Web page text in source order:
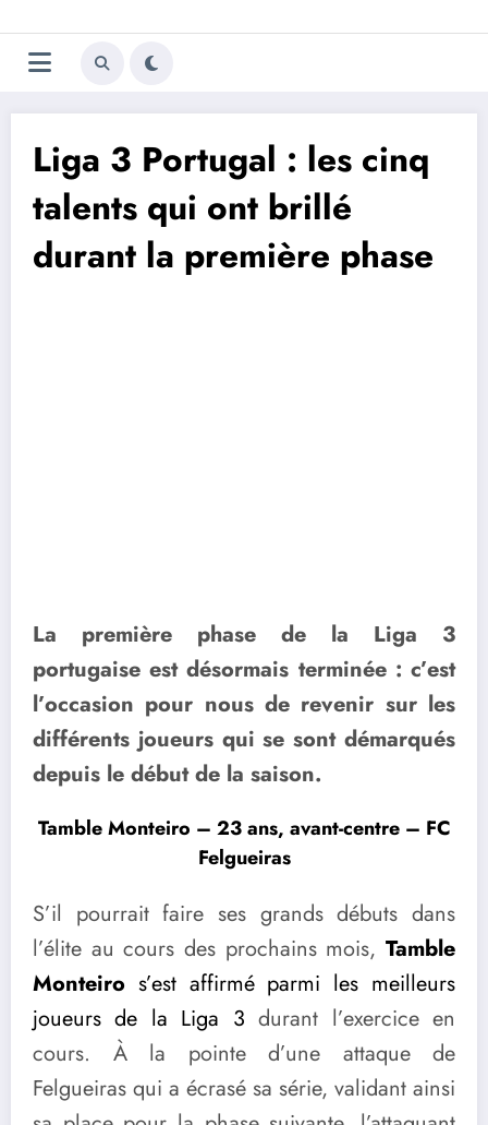
au
contenu
Trivela
L'actualité du football
Liga 3 Portugal : les cinq
talents qui ont brillé
durant la première phase
La première phase de la Liga 3
portugaise est désormais terminée : c’est
l’occasion pour nous de revenir sur les
différents joueurs qui se sont démarqués
depuis le début de la saison.
Tamble Monteiro – 23 ans, avant-centre – FC
Felgueiras
S’il pourrait faire ses grands débuts dans
l’élite au cours des prochains mois, Tamble
Monteiro s’est affirmé parmi les meilleurs
joueurs de la Liga 3 durant l’exercice en
cours. À la pointe d’une attaque de
Felgueiras qui a écrasé sa série, validant ainsi